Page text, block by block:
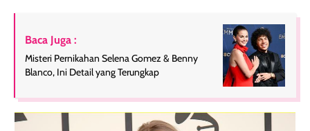
Baca Juga :
Misteri Pernikahan Selena Gomez & Benny
Blanco, Ini Detail yang Terungkap